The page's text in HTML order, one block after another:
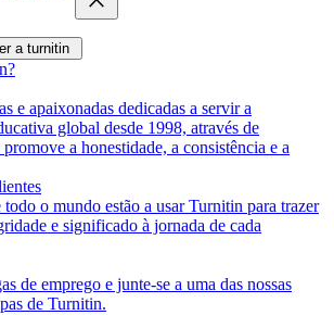
a turnitin
e apaixonadas dedicadas a servir a
global desde 1998, através de
a honestidade, a consistência e a
todo o mundo estão a usar Turnitin para trazer
e significado à jornada de cada
de emprego e junte-se a uma das nossas
de Turnitin.